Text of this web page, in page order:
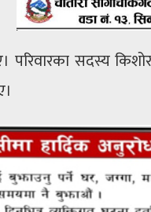
परिवारका सदस्य